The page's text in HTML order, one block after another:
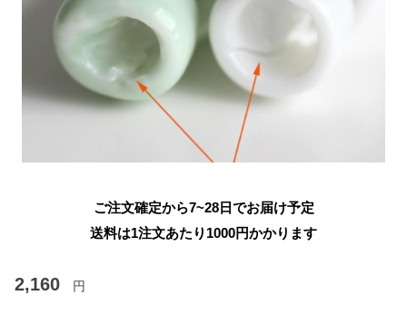
ご注文確定から7~28日でお届け予定
送料は1注文あたり 1000円かかります
2,160 円